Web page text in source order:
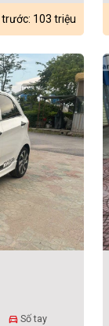
trước: 103 triệu
directions_car Số tay